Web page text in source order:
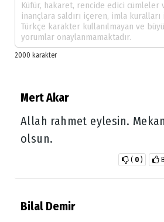
Mert Akar
Allah rahmet eylesin.
olsun.
( 0 )
Bilal Demir